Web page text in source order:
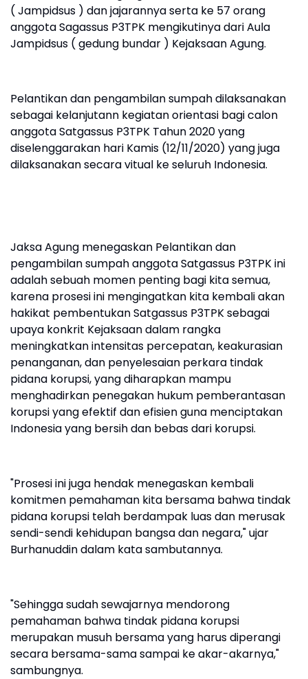
( Jampidsus ) dan jajarannya serta ke 57 orang
anggota Sagassus P3TPK mengikutinya dari Aula
Jampidsus ( gedung bundar ) Kejaksaan Agung.
Pelantikan dan pengambilan sumpah dilaksanakan
sebagai kelanjutann kegiatan orientasi bagi calon
anggota Satgassus P3TPK Tahun 2020 yang
diselenggarakan hari Kamis (12/11/2020) yang juga
dilaksanakan secara vitual ke seluruh Indonesia.
Jaksa Agung menegaskan Pelantikan dan
pengambilan sumpah anggota Satgassus P3TPK ini
adalah sebuah momen penting bagi kita semua,
karena prosesi ini mengingatkan kita kembali akan
hakikat pembentukan Satgassus P3TPK sebagai
upaya konkrit Kejaksaan dalam rangka
meningkatkan intensitas percepatan, keakurasian
penanganan, dan penyelesaian perkara tindak
pidana korupsi, yang diharapkan mampu
menghadirkan penegakan hukum pemberantasan
korupsi yang efektif dan efisien guna menciptakan
Indonesia yang bersih dan bebas dari korupsi.
"Prosesi ini juga hendak menegaskan kembali
komitmen pemahaman kita bersama bahwa tindak
pidana korupsi telah berdampak luas dan merusak
sendi-sendi kehidupan bangsa dan negara," ujar
Burhanuddin dalam kata sambutannya.
"Sehingga sudah sewajarnya mendorong
pemahaman bahwa tindak pidana korupsi
merupakan musuh bersama yang harus diperangi
secara bersama-sama sampai ke akar-akarnya,"
sambungnya.